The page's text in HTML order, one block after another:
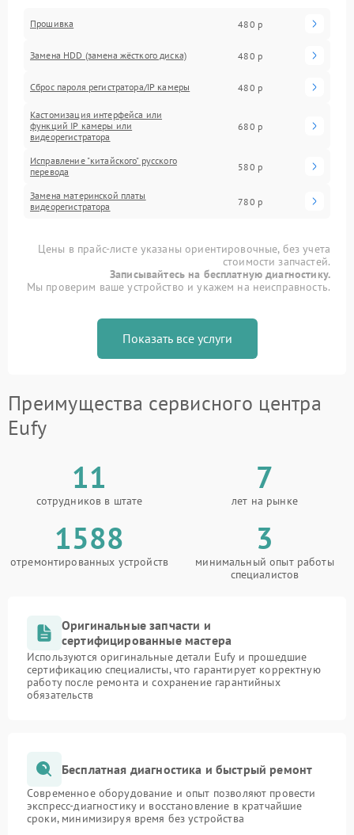
Прошивка 480 р
Замена HDD (замена жёсткого диска) 480 р
Сброс пароля регистратора/IP камеры 480 р
Кастомизация интерфейса или
функций IP камеры или
видеорегистратора
680 р
Исправление "китайского" русского
перевода
580 р
Замена материнской платы
видеорегистратора
780 р
Цены в прайс-листе указаны ориентировочные, без учета
стоимости запчастей.
Записывайтесь на бесплатную диагностику.
Мы проверим ваше устройство и укажем на неисправность.
Показать все услуги
Преимущества сервисного центра
Eufy
11
сотрудников в штате
7
лет на рынке
1588
отремонтированных устройств
3
минимальный опыт работы
специалистов
Оригинальные запчасти и
сертифицированные мастера
Используются оригинальные детали Eufy и прошедшие
сертификацию специалисты, что гарантирует корректную
работу после ремонта и сохранение гарантийных
обязательств
Бесплатная диагностика и быстрый ремонт
Современное оборудование и опыт позволяют провести
экспресс-диагностику и восстановление в кратчайшие
сроки, минимизируя время без устройства